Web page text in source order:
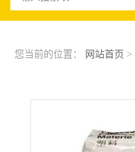
您当前的位置： 网站首页 >